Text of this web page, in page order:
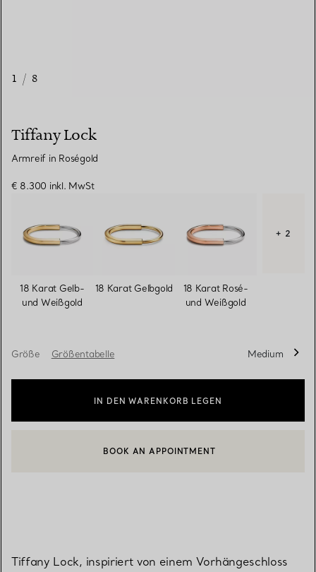
1 / 8
Tiffany Lock
Armreif in Roségold
€ 8.300 inkl. MwSt
18 Karat Gelb-
und Weißgold
18 Karat Gelbgold
18 Karat Rosé-
und Weißgold
+ 2
Größe Größentabelle Medium
IN DEN WARENKORB LEGEN
EINEN KUNDENBERATER KONTAKTIEREN ODER EINEN
BOOK AN APPOINTMENT
Tiffany Lock, inspiriert von einem Vorhängeschloss